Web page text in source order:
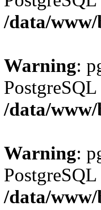
/data/www/
Warning:
/data/www/
Warning:
/data/www/